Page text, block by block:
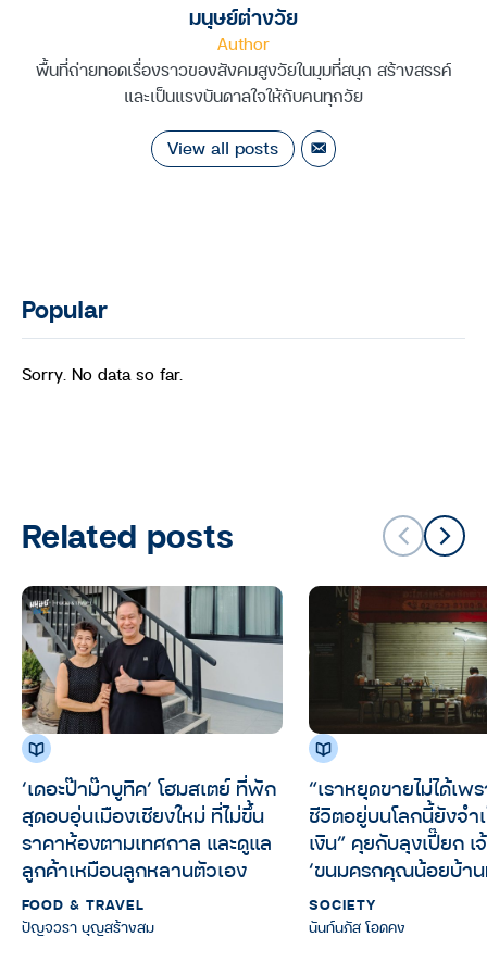
มนุษย์ต่างวัย
Author
พื้นที่ถ่ายทอดเรื่องราวของสังคมสูงวัยในมุมที่สนุก สร้างสรรค์
และเป็นแรงบันดาลใจให้กับคนทุกวัย
View all posts
Popular
Sorry. No data so far.
Related posts
‘เดอะป๊าม๊าบูทิค’ โฮมสเตย์ ที่พัก
สุดอบอุ่นเมืองเชียงใหม่ ที่ไม่ขึ้น
ราคาห้องตามเทศกาล และดูแล
ลูกค้าเหมือนลูกหลานตัวเอง
FOOD & TRAVEL
ปัญจวรา บุญสร้างสม
“เราหยุดขายไม่ได้เพ
ชีวิตอยู่บนโลกนี้ยังจำ
เงิน” คุยกับลุงเปี๊ยก เ
‘ขนมครกคุณน้อยบ้าน
SOCIETY
นันท์นภัส โอดคง